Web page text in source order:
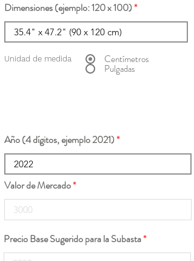
Dimensiones (ejemplo: 120 x 100)
Unidad de medida Centímetros
Pulgadas
Año (4 dígitos, ejemplo 2021)
Valor de Mercado
Precio Base Sugerido para la Subasta